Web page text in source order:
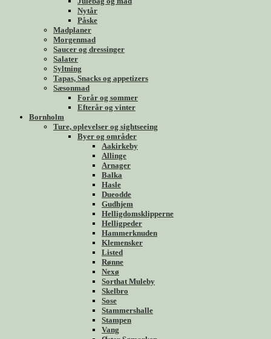
Nytår
Påske
Madplaner
Morgenmad
Saucer og dressinger
Salater
Syltning
Tapas, Snacks og appetizers
Sæsonmad
Forår og sommer
Efterår og vinter
Bornholm
Ture, oplevelser og sightseeing
Byer og områder
Aakirkeby
Allinge
Arnager
Balka
Hasle
Dueodde
Gudhjem
Helligdomsklipperne
Helligpeder
Hammerknuden
Klemensker
Listed
Rønne
Nexø
Sorthat Muleby
Skelbro
Sose
Stammershalle
Stampen
Vang